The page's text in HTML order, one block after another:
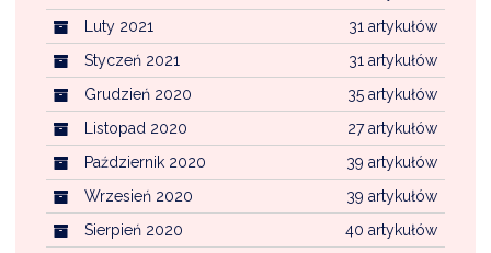
31 artykułów
Luty 2021
31 artykułów
Styczeń 2021
35 artykułów
Grudzień 2020
27 artykułów
Listopad 2020
39 artykułów
Październik 2020
39 artykułów
Wrzesień 2020
40 artykułów
Sierpień 2020